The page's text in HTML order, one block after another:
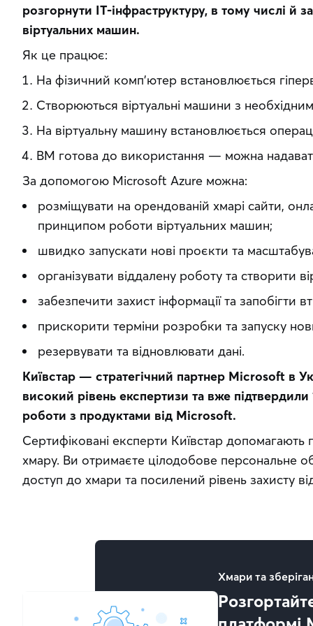
розгорнути IT-інфраструктуру, в тому числі й
віртуальних машин.
Як це працює:
На фізичний комп’ютер встановлюється
Створюються віртуальні машини з
На віртуальну машину встановлюється
ВМ готова до використання — можна
За допомогою Microsoft Azure можна:
розміщувати на орендованій хмарі сайти,
принципом роботи віртуальних машин;
швидко запускати нові проєкти та
організувати віддалену роботу та створити
забезпечити захист інформації та запобігти
прискорити терміни розробки та запуску
резервувати та відновлювати дані.
Київстар — стратегічний партнер Microsoft в
високий рівень експертизи та вже
роботи з продуктами від Microsoft.
Сертифіковані експерти Київстар допомагають
хмару. Ви отримаєте цілодобове персональне
доступ до хмари та посилений рівень захисту
Хмари та